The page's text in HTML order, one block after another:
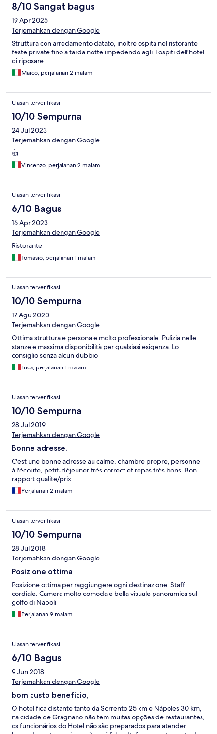
8/10 Sangat bagus
19 Apr 2025
Terjemahkan dengan Google
Struttura con arredamento datato, inoltre ospita nel ristorante
feste private fino a tarda notte impedendo agli il ospiti dell'hotel
di riposare
Marco, perjalanan 2 malam
Ulasan terverifikasi
10/10 Sempurna
24 Jul 2023
Terjemahkan dengan Google
👍
Vincenzo, perjalanan 2 malam
Ulasan terverifikasi
6/10 Bagus
16 Apr 2023
Terjemahkan dengan Google
Ristorante
Tomasio, perjalanan 1 malam
Ulasan terverifikasi
10/10 Sempurna
17 Agu 2020
Terjemahkan dengan Google
Ottima struttura e personale molto professionale. Pulizia nelle
stanze e massima disponibilità per qualsiasi esigenza. Lo
consiglio senza alcun dubbio
Luca, perjalanan 1 malam
Ulasan terverifikasi
10/10 Sempurna
28 Jul 2019
Terjemahkan dengan Google
Bonne adresse.
C'est une bonne adresse au calme, chambre propre, personnel
à l'écoute, petit-déjeuner très correct et repas très bons. Bon
rapport qualite/prix.
Perjalanan 2 malam
Ulasan terverifikasi
10/10 Sempurna
28 Jul 2018
Terjemahkan dengan Google
Posizione ottima
Posizione ottima per raggiungere ogni destinazione. Staff
cordiale. Camera molto comoda e bella visuale panoramica sul
golfo di Napoli
Perjalanan 9 malam
Ulasan terverifikasi
6/10 Bagus
9 Jun 2018
Terjemahkan dengan Google
bom custo beneficio,
O hotel fica distante tanto da Sorrento 25 km e Nápoles 30 km,
na cidade de Gragnano não tem muitas opções de restaurantes,
os funcionários do Hotel não são preparados para atender